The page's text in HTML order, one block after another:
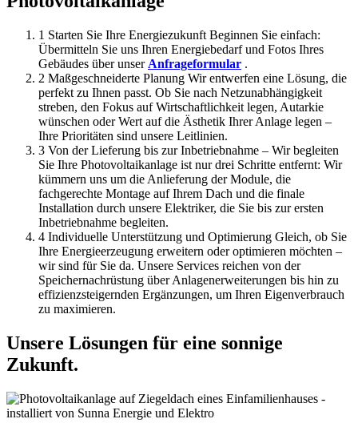
1 Starten Sie Ihre Energiezukunft Beginnen Sie einfach:
Übermitteln Sie uns Ihren Energiebedarf und Fotos Ihres
Gebäudes über unser Anfrageformular .
2 Maßgeschneiderte Planung Wir entwerfen eine Lösung, die
perfekt zu Ihnen passt. Ob Sie nach Netzunabhängigkeit
streben, den Fokus auf Wirtschaftlichkeit legen, Autarkie
wünschen oder Wert auf die Ästhetik Ihrer Anlage legen –
Ihre Prioritäten sind unsere Leitlinien.
3 Von der Lieferung bis zur Inbetriebnahme – Wir begleiten
Sie Ihre Photovoltaikanlage ist nur drei Schritte entfernt: Wir
kümmern uns um die Anlieferung der Module, die
fachgerechte Montage auf Ihrem Dach und die finale
Installation durch unsere Elektriker, die Sie bis zur ersten
Inbetriebnahme begleiten.
4 Individuelle Unterstützung und Optimierung Gleich, ob Sie
Ihre Energieerzeugung erweitern oder optimieren möchten –
wir sind für Sie da. Unsere Services reichen von der
Speichernachrüstung über Anlagenerweiterungen bis hin zu
effizienzsteigernden Ergänzungen, um Ihren Eigenverbrauch
zu maximieren.
Unsere Lösungen für eine sonnige
Zukunft.